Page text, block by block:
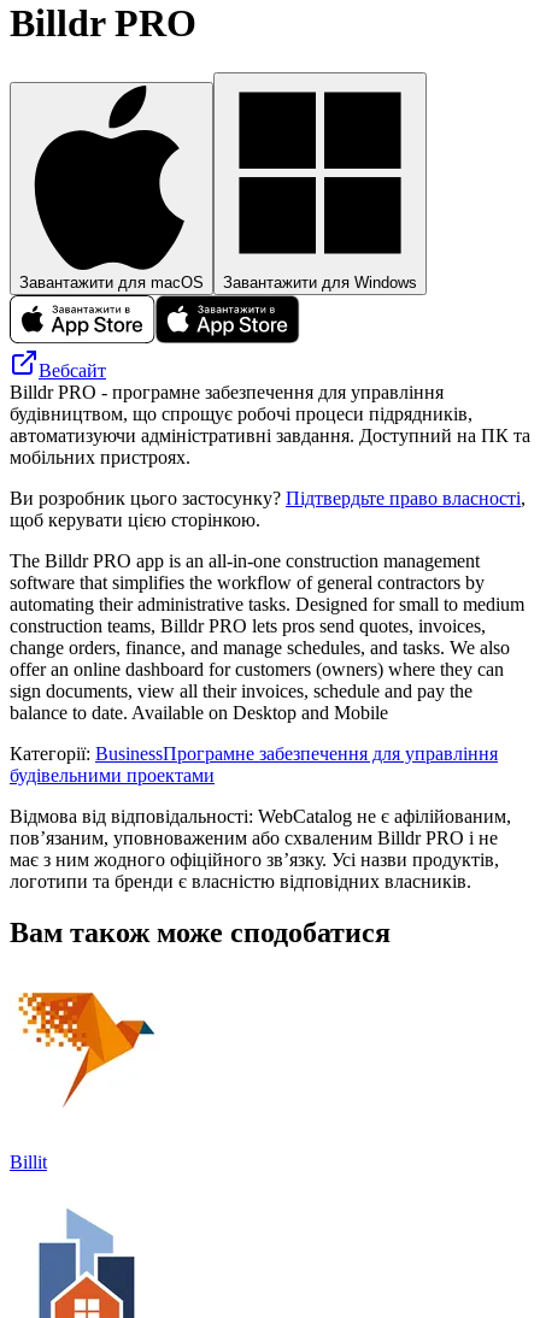
Billdr PRO
Завантажити для macOS Завантажити для Windows
Вебсайт
Billdr PRO - програмне забезпечення для управління
будівництвом, що спрощує робочі процеси підрядників,
автоматизуючи адміністративні завдання. Доступний на ПК та
мобільних пристроях.
Ви розробник цього застосунку? Підтвердьте право власності,
щоб керувати цією сторінкою.
The Billdr PRO app is an all-in-one construction management
software that simplifies the workflow of general contractors by
automating their administrative tasks. Designed for small to medium
construction teams, Billdr PRO lets pros send quotes, invoices,
change orders, finance, and manage schedules, and tasks. We also
offer an online dashboard for customers (owners) where they can
sign documents, view all their invoices, schedule and pay the
balance to date. Available on Desktop and Mobile
Категорії: BusinessПрограмне забезпечення для управління
будівельними проектами
Відмова від відповідальності: WebCatalog не є афілійованим,
пов’язаним, уповноваженим або схваленим Billdr PRO і не
має з ним жодного офіційного зв’язку. Усі назви продуктів,
логотипи та бренди є власністю відповідних власників.
Вам також може сподобатися
Billit